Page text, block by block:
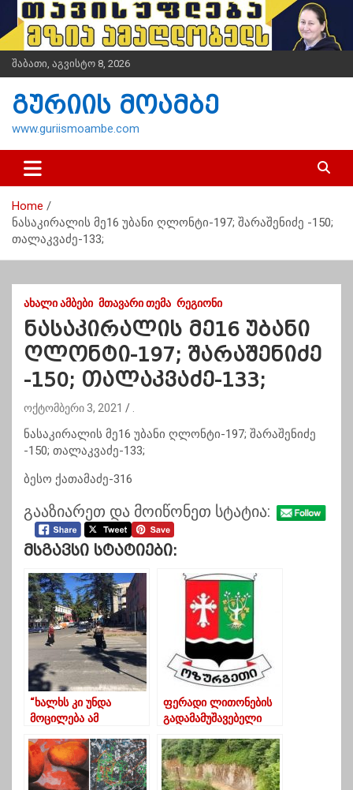
i
t
n
შაბათი, აგვისტო 8, 2026
გურიის მოამბე
www.guriismoambe.com
Home
ნასაკირალის მე16 უბანი ღლონტი-197; შარაშენიძე -150;
თალაკვაძე-133;
ᲐᲮᲐᲚᲘ ᲐᲛᲑᲔᲑᲘ ᲛᲗᲐᲕᲐᲠᲘ ᲗᲔᲛᲐ ᲠᲔᲒᲘᲝᲜᲘ
ნასაკირალის მე16 უბანი
ღლონტი-197; შარაშენიძე
-150; თალაკვაძე-133;
ოქტომბერი 3, 2021
ნასაკირალის მე16 უბანი ღლონტი-197; შარაშენიძე
-150; თალაკვაძე-133;
ბესო ქათამაძე-316
გააზიარეთ და მოიწონეთ სტატია:
Მსგავსი Სტატიები:
“ხალხს კი უნდა
მოცილება ამ
გურულები
მოახლოვებულ
არჩევნებზე
ფერადი ლითონების
გადამამუშავებელი
მშენებლობის
პროექტის
ადმინისტრაციული